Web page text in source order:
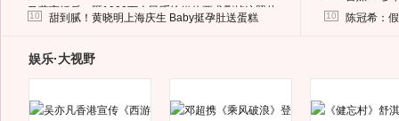
马蓉离婚后，砸1000万人民币给媒体要求删掉这照片
10 甜到腻！黄晓明上海庆生 Baby挺孕肚送蛋糕 10 陈冠希：
娱乐·大视野